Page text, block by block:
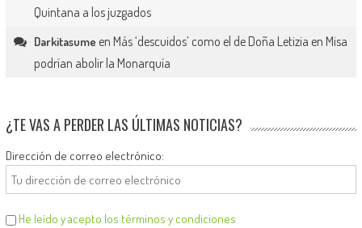
Quintana a los juzgados
Darkitasume en Más ‘descuidos’ como el de Doña Letizia en Misa
podrían abolir la Monarquía
¿TE VAS A PERDER LAS ÚLTIMAS NOTICIAS?
Dirección de correo electrónico:
He leído y acepto los términos y condiciones